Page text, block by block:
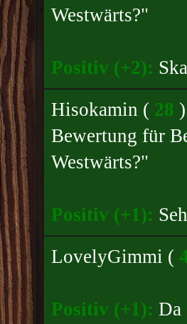
Westwärts?"
Positiv (+2):
Hisokamin ( 28
Bewertung für
Westwärts?"
Positiv (+1):
LovelyGimmi (
Positiv (+1): Da